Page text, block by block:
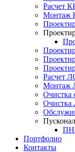
Расчет
Монтаж
Расчет
Монтаж
Очистка
Портфолио
Контакты